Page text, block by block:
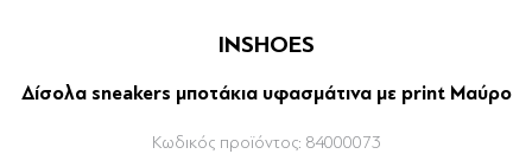
INSHOES
Δίσολα sneakers μποτάκια υφασμάτινα με print Μαύρο
Κωδικός προϊόντος: 84000073